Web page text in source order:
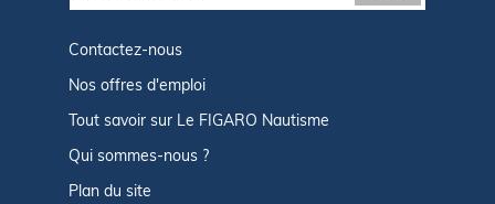
Contactez-nous
Nos offres d'emploi
Tout savoir sur Le FIGARO Nautisme
Qui sommes-nous ?
Plan du site